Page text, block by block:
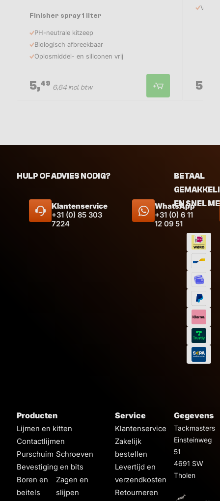
Finisher spray 1 liter
PH-neutrale kitzeep
Biologisch afbreekbaar
Oplosmiddel- en siliconen vrij
5,49 6,64 incl. btw
Voor
5,
HULP OF ADVIES NODIG?
Klantenservice
+31 (0) 85 303
7224
WhatsApp
+31 (0) 6 11
12 09 51
BETAAL
EN SNEL
Producten
Lijmen en kitten
Contactlijmen
Purschuim Schroeven
Bevestiging en bits
Boren en
beitels
Zagen en
slijpen
Service
Klantenservice
Zakelijk
bestellen
Levertijd en
verzendkosten
Retourneren
Gegevens
Tackmasters
Einsteinweg
51
4691 SW
Tholen